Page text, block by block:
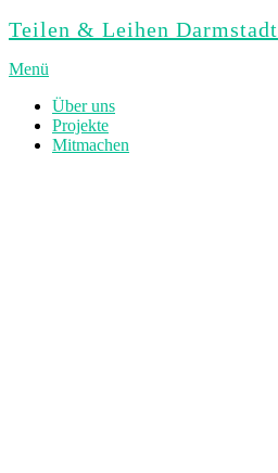
Zum
Inhalt
springen
Teilen & Leihen Darmstadt
Menü
Über uns
Projekte
Mitmachen